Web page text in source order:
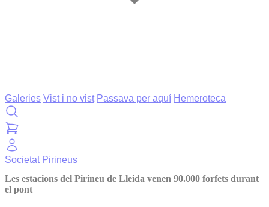
Galeries Vist i no vist Passava per aquí Hemeroteca
Societat Pirineus
Les estacions del Pirineu de Lleida venen 90.000 forfets durant
el pont